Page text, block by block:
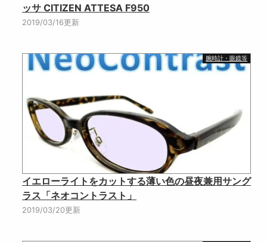
ッサ CITIZEN ATTESA F950
2019/03/16更新
腕時計・眼鏡等
イエローライトをカットする薄い色の昼夜兼用サング
ラス「ネオコントラスト」
2019/03/20更新